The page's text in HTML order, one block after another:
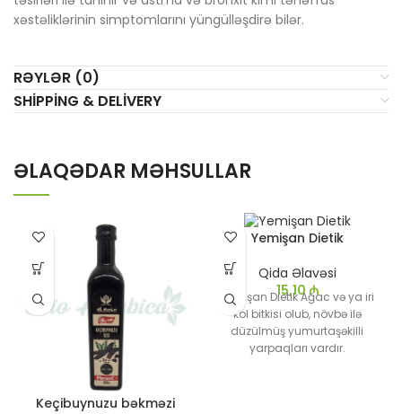
xəstəliklərinin simptomlarını yüngülləşdirə bilər.
RƏYLƏR (0)
SHIPPING & DELIVERY
ƏLAQƏDAR MƏHSULLAR
Keçibuynuzu bəkməzi
Yemişan Dietik
Qida Əlavəsi
15,10₼
Yemişan Dietik Ağac və ya iri
kol bitkisi olub, növbə ilə
düzülmüş yumurtaşəkilli
yarpaqları vardır.